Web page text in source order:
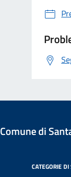
Comune di
CATEGORIE